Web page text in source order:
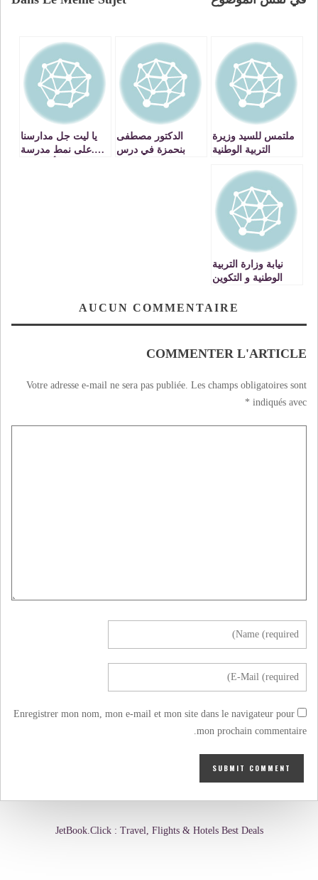
ملتمس للسيد وزيرة
التربية الوطنية
الدكتور مصطفى
بنحمزة في درس
يا ليت جل مدارسنا
….على نمط مدرسة
نيابة وزارة التربية
الوطنية و التكوين
الانطلاقة الرسميةAUCUN COMMENTAIRE
COMMENTER L'ARTICLE
Votre adresse e-mail ne sera pas publiée. Les champs obligatoires sont
indiqués avec
*
Enregistrer mon nom, mon e-mail et mon site dans le navigateur pour
mon prochain commentaire.
JetBook.Click : Travel, Flights & Hotels Best Deals